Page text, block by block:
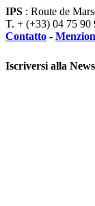
IPS : Route de
T. + (+33) 04 75 90
Contatto -
Iscriversi alla